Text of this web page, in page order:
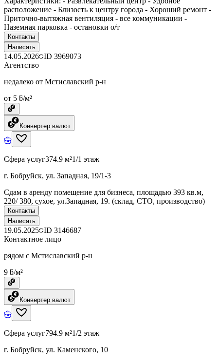
расположение - Близость к центру города - Хороший ремонт -
Приточно-вытяжная вентиляция - все коммуникации -
Наземная парковка - остановки о/т
Контакты
Написать
14.05.2026 ID 3969073
Агентство
недалеко от Мстиславский р-н
от 5 ƃ/м²
Конвертер валют
Сфера услуг374.9 м²1/1 этаж
г. Бобруйск, ул. Западная, 19/1-3
Сдам в аренду помещение для бизнеса, площадью 393 кв.м,
220/ 380, сухое, ул.Западная, 19. (склад, СТО, производство)
Контакты
Написать
19.05.2025 ID 3146687
Контактное лицо
рядом с Мстиславский р-н
9 ƃ/м²
Конвертер валют
Сфера услуг794.9 м²1/2 этаж
г. Бобруйск, ул. Каменского, 10